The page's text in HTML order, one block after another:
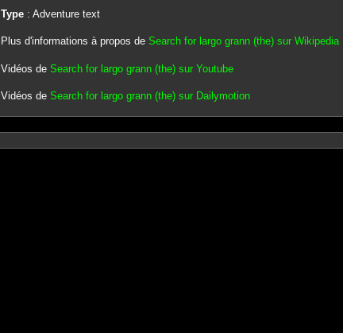
Type: Adventure text
Plus d'informations à propos de Search for largo grann (the) sur Wikipedia
Vidéos de Search for largo grann (the) sur Youtube
Vidéos de Search for largo grann (the) sur Dailymotion